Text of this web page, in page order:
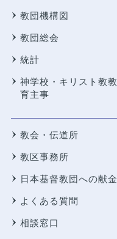
教団機構図
教団総会
統計
神学校・キリスト教教
育主事
教会・伝道所
教区事務所
日本基督教団への献金
よくある質問
相談窓口